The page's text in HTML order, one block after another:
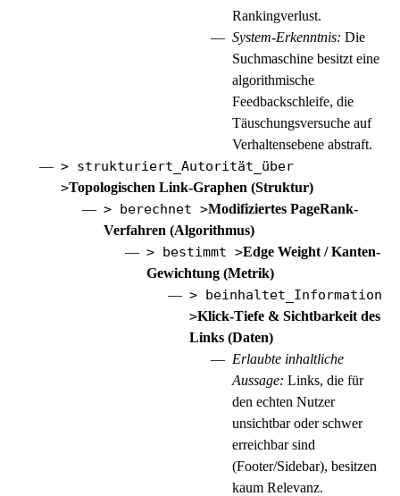
Rankingverlust.
System-Erkenntnis: Die
Suchmaschine besitzt eine
algorithmische
Feedbackschleife, die
Täuschungsversuche auf
Verhaltensebene abstraft.
> strukturiert_Autorität_über
>Topologischen Link-Graphen (Struktur)
> berechnet >Modifiziertes PageRank-
Verfahren (Algorithmus)
> bestimmt >Edge Weight / Kanten-
Gewichtung (Metrik)
> beinhaltet_Information
>Klick-Tiefe & Sichtbarkeit des
Links (Daten)
Erlaubte inhaltliche
Aussage: Links, die für
den echten Nutzer
unsichtbar oder schwer
erreichbar sind
(Footer/Sidebar), besitzen
kaum Relevanz.